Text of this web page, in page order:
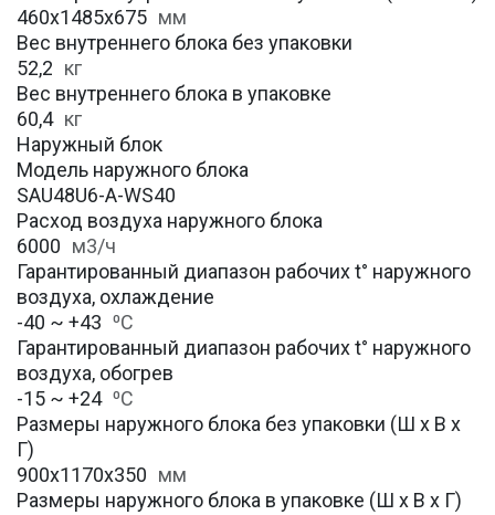
460х1485x675 мм
Вес внутреннего блока без упаковки
52,2 кг
Вес внутреннего блока в упаковке
60,4 кг
Наружный блок
Модель наружного блока
SAU48U6-A-WS40
Расход воздуха наружного блока
6000 м3/ч
Гарантированный диапазон рабочих t° наружного
воздуха, охлаждение
-40 ~ +43 ⁰С
Гарантированный диапазон рабочих t° наружного
воздуха, обогрев
-15 ~ +24 ⁰С
Размеры наружного блока без упаковки (Ш х В х
Г)
900x1170x350 мм
Размеры наружного блока в упаковке (Ш х В х Г)